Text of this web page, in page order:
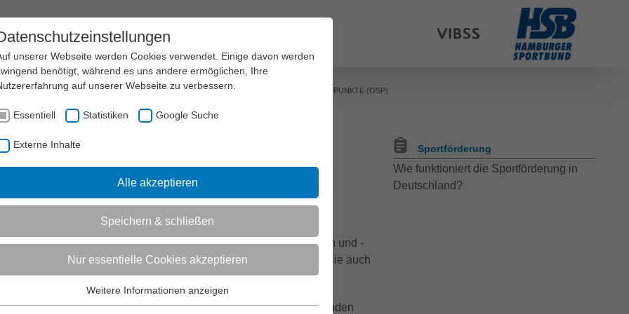
SPORT LEISTUNGSSPORT UND KADERSYSTEM OLYMPIASTÜTZPUNKTE (OSP)
zum Readspeaker öffnen
des Spitzensports in Deutschland
(OSP)
sind Dienstleistungseinrichtungen für Spitzensportlerinnen und -
deren Trainerinnen und Trainer; in begrenztem Umfang stehen sie auch
Nachwuchskadern zur Verfügung.
die Aufgabe, für die an Bundesstützpunkten trainierenden
Sportförderung
Wie funktioniert die Sportförderung in
Deutschland?
unserer Webseite werden Cookies verwendet. Einige davon werden
benötigt, während es uns andere ermöglichen, Ihre
auf unserer Webseite zu verbessern.
Essentiell Statistiken Google Suche
Externe Inhalte
Alle akzeptieren
Speichern & schließen
Nur essentielle Cookies akzeptieren
Weitere Informationen anzeigen